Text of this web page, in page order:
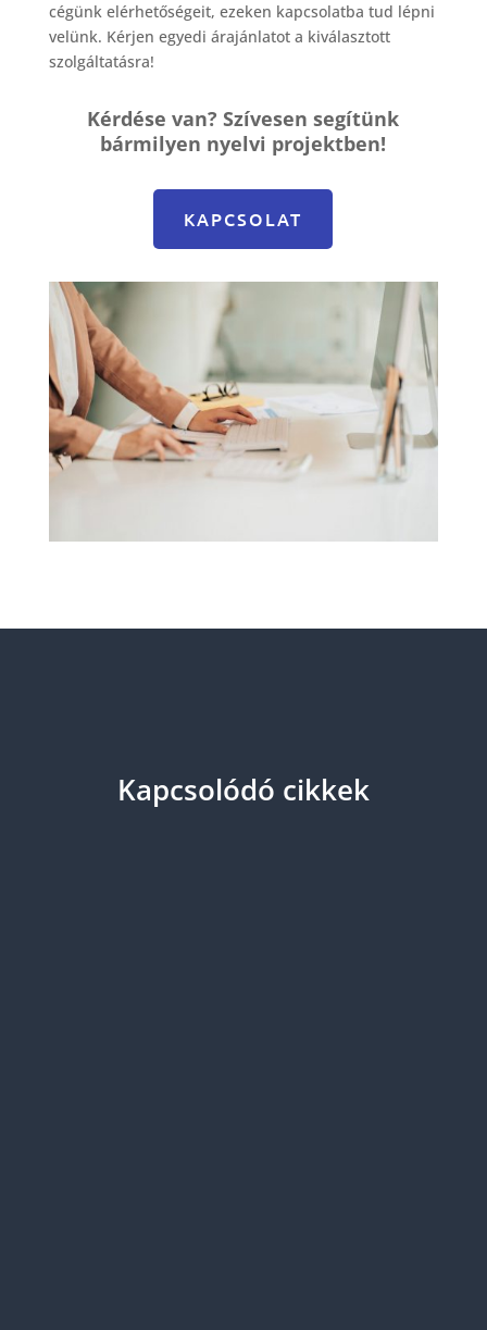
cégünk elérhetőségeit, ezeken kapcsolatba tud lépni
velünk. Kérjen egyedi árajánlatot a kiválasztott
szolgáltatásra!
Kérdése van? Szívesen segítünk
bármilyen nyelvi projektben!
KAPCSOLAT
Kapcsolódó cikkek